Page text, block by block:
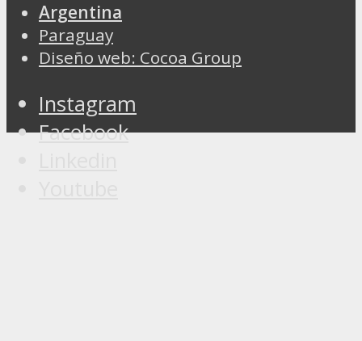
Argentina
Paraguay
Diseño web: Cocoa Group
Instagram
Facebook